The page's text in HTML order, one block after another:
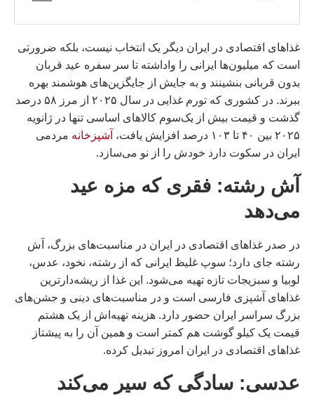
غذاهای اقتصادی در ایران دیگر یک انتخاب نیست، بلکه ضرورتی
است که میلیون‌ها ایرانی را واداشته تا سر سفره عید قربان
بدون قربانی بنشینند و به جایش از جایگزین‌های هوشمند بهره
ببرند. در کشوری که تورم غذایی در سال ۲۰۲۵ از مرز ۵۸ درصد
گذشت و قیمت بیش از یک‌سوم کالاهای اساسی تنها در ژانویه
۲۰۲۵ بین ۴۰ تا ۱۰۳ درصد افزایش یافت،
آشپزخانه مردمی
ایران در سکوت دارد خودش را از نو می‌سازد.
آش رشته: فقری که مزه عید
می‌دهد
در صدر غذاهای اقتصادی در ایران در مناسبت‌های بزرگ، آش
رشته جای دارد؛ سوپ غلیظ ایرانی که از رشته، نخود، عدس،
لوبیا و سبزیجات تازه تهیه می‌شود. این غذا از ریشه‌دارترین
غذاهای آشپزی فارسی است و در مناسبت‌های دینی و جشن‌های
بزرگ سراسر ایران حضور دارد. هزینه تهیه‌اش از یک هشتم
قیمت یک کیلو گوشت هم کمتر است و همین آن را به پیشتاز
غذاهای اقتصادی در ایران امروز تبدیل کرده.
عدسی: سادگی که سیر می‌کند